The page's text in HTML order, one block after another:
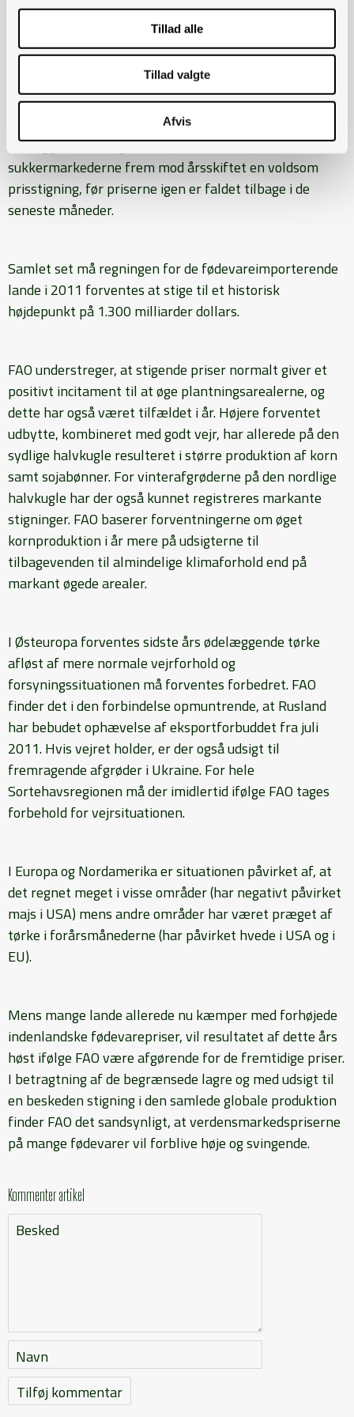
Tillad alle
Tillad valgte
Afvis
Noteringerne for mejeri- og kødprodukter er påvirket
af, at priserne drives frem af stigende
produktionsomkostninger og generelt små
lagerbeholdninger af animalske produkter.
På baggrund afbegrænset produktion oplevede
sukkermarkederne frem mod årsskiftet en voldsom
prisstigning, før priserne igen er faldet tilbage i de
seneste måneder.
Samlet set må regningen for de fødevareimporterende
lande i 2011 forventes at stige til et historisk
højdepunkt på 1.300 milliarder dollars.
FAO understreger, at stigende priser normalt giver et
positivt incitament til at øge plantningsarealerne, og
dette har også været tilfældet i år. Højere forventet
udbytte, kombineret med godt vejr, har allerede på den
sydlige halvkugle resulteret i større produktion af korn
samt sojabønner. For vinterafgrøderne på den nordlige
halvkugle har der også kunnet registreres markante
stigninger. FAO baserer forventningerne om øget
kornproduktion i år mere på udsigterne til
tilbagevenden til almindelige klimaforhold end på
markant øgede arealer.
I Østeuropa forventes sidste års ødelæggende tørke
afløst af mere normale vejrforhold og
forsyningssituationen må forventes forbedret. FAO
finder det i den forbindelse opmuntrende, at Rusland
har bebudet ophævelse af eksportforbuddet fra juli
2011. Hvis vejret holder, er der også udsigt til
fremragende afgrøder i Ukraine. For hele
Sortehavsregionen må der imidlertid ifølge FAO tages
forbehold for vejrsituationen.
I Europa og Nordamerika er situationen påvirket af, at
det regnet meget i visse områder (har negativt påvirket
majs i USA) mens andre områder har været præget af
tørke i forårsmånederne (har påvirket hvede i USA og i
EU).
Mens mange lande allerede nu kæmper med forhøjede
indenlandske fødevarepriser, vil resultatet af dette års
høst ifølge FAO være afgørende for de fremtidige priser.
I betragtning af de begrænsede lagre og med udsigt til
en beskeden stigning i den samlede globale produktion
finder FAO det sandsynligt, at verdensmarkedspriserne
på mange fødevarer vil forblive høje og svingende.
Kommenter artikel
Besked
Navn